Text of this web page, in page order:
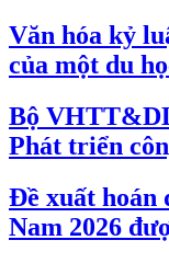
Văn hóa kỷ
của một du
Bộ
Phát triển
Đề xuất hoán
Nam 2026